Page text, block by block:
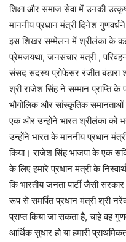
शिक्षा और समाज सेवा में उनकी
माननीय प्रधान मंत्री दिनेश
इस शिखर सम्मेलन में श्रीलंका के कई
प्रेमजयंथा, जनसंचार मंत्री ,
संसद सदस्य प्रोफेसर रंजीत बंडारा
श्री राजेश सिंह ने सम्मान प्राप्ति
भौगोलिक और सांस्कृतिक
एक ओर उन्होंने भारत श्रीलंका को
उन्होंने भारत के माननीय प्रधान
किया। राजेश सिंह भाजपा के एक
के लिए हमारे प्रधान मंत्री के
कि भारतीय जनता पार्टी जैसी
रूप से समर्पित प्रधान मंत्री श्री
प्राप्त किया जा सकता है, चाहे वह
आर्थिक सुधार हो या हमारी